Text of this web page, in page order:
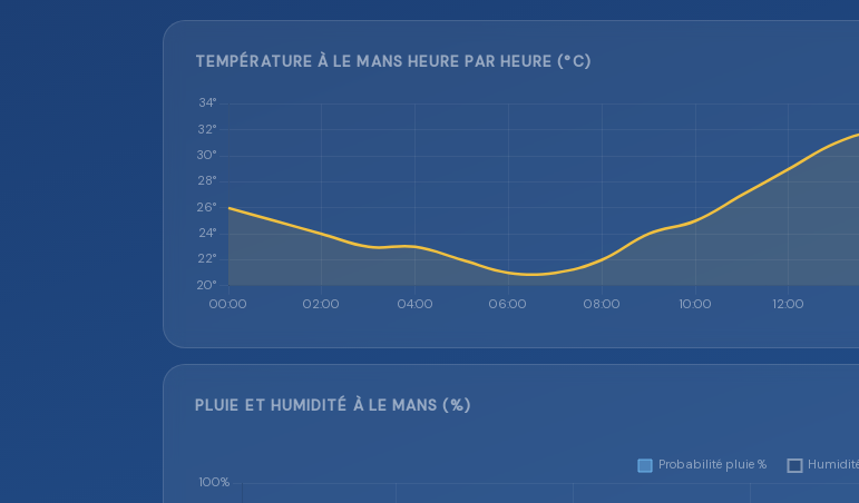
TEMPÉRATURE À LE MANS HEURE PAR HEURE (°C)
PLUIE ET HUMIDITÉ À LE MANS (%)